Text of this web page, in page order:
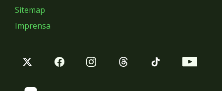
Sitemap
Imprensa